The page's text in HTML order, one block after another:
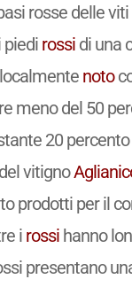
rosse delle viti
piedi rossidi una
noto
meno del 50
20
vitigno
prodotti per il
i rossihanno
presentano